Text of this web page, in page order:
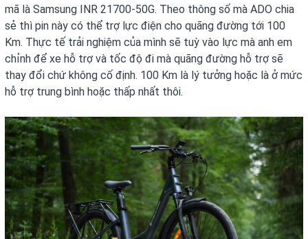
mã là Samsung INR 21700-50G. Theo thông số mà ADO chia
sẻ thì pin này có thể trợ lực điện cho quãng đường tới 100
Km. Thực tế trải nghiệm của mình sẽ tuỳ vào lực mà anh em
chỉnh để xe hỗ trợ và tốc độ đi mà quãng đường hỗ trợ sẽ
thay đổi chứ không cố định. 100 Km là lý tưởng hoặc là ở mức
hỗ trợ trung bình hoặc thấp nhất thôi.